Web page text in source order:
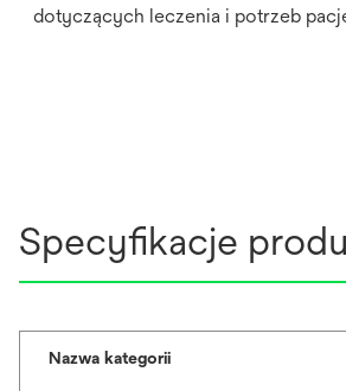
dotyczących leczenia i potrzeb
Specyfikacje
Nazwa kategorii